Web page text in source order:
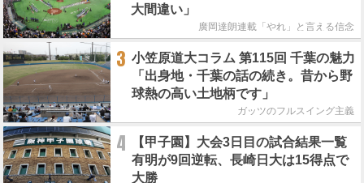
大間違い」
廣岡達朗連載「やれ」と言える信念
3 小笠原道大コラム 第115回 千葉の魅力
「出身地・千葉の話の続き。昔から野
球熱の高い土地柄です」
ガッツのフルスイング主義
4
【甲子園】大会3日目の試合結果一覧
有明が9回逆転、長崎日大は15得点で
大勝